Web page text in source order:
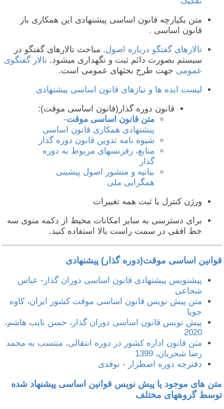
متن یکپارچه قانون اساسی پیشنهادی این همکاری باز
قانون اساسی
تالارهای گفتگو درباره اصول . مباحث تالارهای گفتگو در
سیستم بصورت دائم ثبت و نگهداری میشود. تالار گفتگوی
عمومی جهت طرح بحثهای عمومی است.
لیست ایده ها و نیازهای قانون اساسی پیشنهادی
قانون دوره گذار(قانون اساسی موقت):
متن قانون اساسی موقت-
پیشنهادی همکاری قانون اساسی
شیوه نامه تدوین قانون دوره گذار
منابع، رفرنسهای مربوط به دوره
گذار
بیانیه و منشور اصول پیشینی
همگرایی ملی
ورژن کنترل یا ثبت همه تغییرات
برای دسترسی به سایر امکانات محیط از دکمه منوی سه
خط افقی در سمت راست بالا استفاده کنید.
اساسی موقت(دوره گذار) پیشنهادی
پیشنویس پیشنهادی قانون اساسی دوران گذار- عباس
شجاعی
متن پیش نویس قانون اساسی موقت کشور ایران، کاوه
جویا
پیش نویس قانون اساسی دوران گذار، حسن نایب هاشم،
2020
متن قانون اداره کشور در دوره انتقالی، منتسب به محمد
رضا شجریان، 1399
دفترچه دوره اضطرار - نوفدی
های موجود یا پیش نویس قوانین اساسی پیشنهاد شده
گروههای مختلف